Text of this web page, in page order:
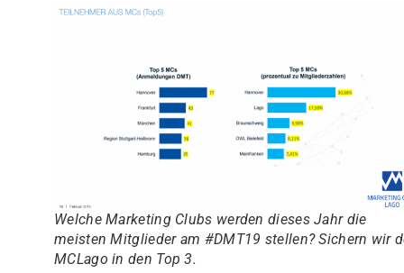
Welche Marketing Clubs werden dieses Jahr die
meisten Mitglieder am #DMT19 stellen? Sichern wir
MCLago in den Top 3.